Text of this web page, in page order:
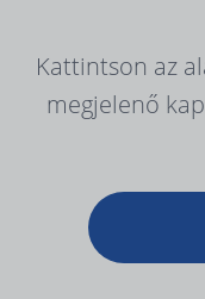
Kattintson az
megjelenő